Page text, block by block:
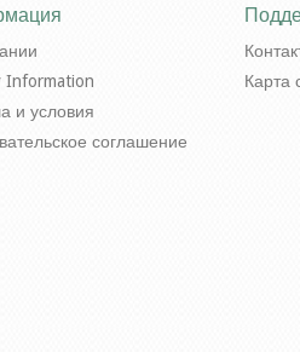
Information
и условия
соглашение
Карта